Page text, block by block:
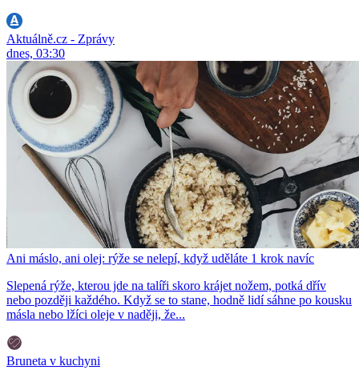
Aktuálně.cz - Zprávy
dnes, 03:30
Ani máslo, ani olej: rýže se nelepí, když uděláte 1 krok navíc
Slepená rýže, kterou jde na talíři skoro krájet nožem, potká dřív
nebo později každého. Když se to stane, hodně lidí sáhne po kousku
másla nebo lžíci oleje v naději, že...
Bruneta v kuchyni